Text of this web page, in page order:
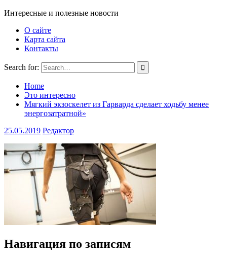
Интересные и полезные новости
О сайте
Карта сайта
Контакты
Search for:
Home
Это интересно
Мягкий экзоскелет из Гарварда сделает ходьбу менее
энергозатратной»
25.05.2019 Редактор
Навигация по записям